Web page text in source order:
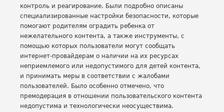
контроль и реагирование. Были подробно описаны
специализированные настройки безопасности, которые
помогают родителям оградить ребенка от
нежелательного контента, а также инструменты, с
помощью которых пользователи могут сообщать
интернет-провайдерам о наличии на их ресурсах
неприемлемого или недопустимого для детей контента,
и принимать меры в соответствии с жалобами
пользователей. Было особенно отмечено, что
премодерация в отношении пользовательского контента
недопустима и технологически неосуществима.